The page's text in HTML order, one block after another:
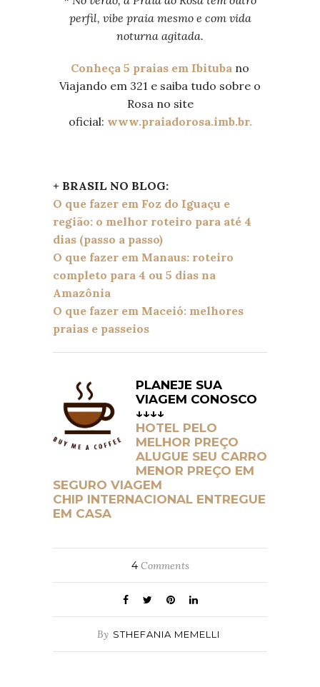
perfil, vibe praia mesmo e com vida
noturna agitada.
Conheça 5 praias em Ibituba no
Viajando em 321 e saiba tudo sobre o
Rosa no site
oficial: www.praiadorosa.imb.br.
+ BRASIL NO BLOG:
O que fazer em Foz do Iguaçu e
região: o melhor roteiro para até 4
dias (passo a passo)
O que fazer em Manaus: roteiro
completo para 4 ou 5 dias na
Amazônia
O que fazer em Maceió: melhores
praias e passeios
PLANEJE SUA
VIAGEM CONOSCO
↓↓↓↓
HOTEL PELO
MELHOR PREÇO
ALUGUE SEU CARRO
MENOR PREÇO EM
SEGURO VIAGEM
CHIP INTERNACIONAL ENTREGUE
EM CASA
4Comments
By STHEFANIA MEMELLI